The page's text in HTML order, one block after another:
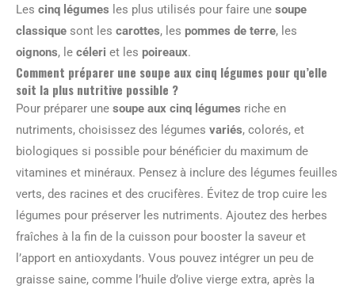
Les cinq légumes les plus utilisés pour faire une soupe
classique sont les carottes, les pommes de terre, les
oignons, le céleri et les poireaux.
Comment préparer une soupe aux cinq légumes pour qu’elle
soit la plus nutritive possible ?
Pour préparer une soupe aux cinq légumes riche en
nutriments, choisissez des légumes variés, colorés, et
biologiques si possible pour bénéficier du maximum de
vitamines et minéraux. Pensez à inclure des légumes feuilles
verts, des racines et des crucifères. Évitez de trop cuire les
légumes pour préserver les nutriments. Ajoutez des herbes
fraîches à la fin de la cuisson pour booster la saveur et
l’apport en antioxydants. Vous pouvez intégrer un peu de
graisse saine, comme l’huile d’olive vierge extra, après la